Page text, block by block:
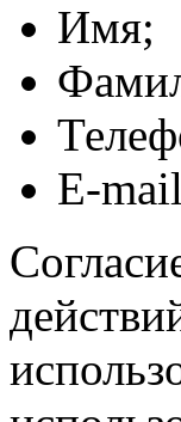
Имя;
E-